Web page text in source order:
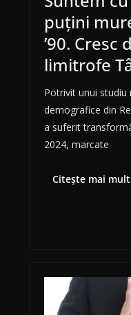
puțini
’90.
limitrofe
Potrivit unui studiu
demografice din
a suferit
2024, marcate
Citește mai mult